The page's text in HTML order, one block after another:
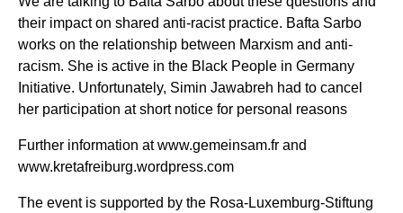
their impact on shared anti-racist practice. Bafta Sarbo
works on the relationship between Marxism and anti-
racism. She is active in the Black People in Germany
Initiative. Unfortunately, Simin Jawabreh had to cancel
her participation at short notice for personal reasons
Further information at www.gemeinsam.fr and
www.kretafreiburg.wordpress.com
The event is supported by the Rosa-Luxemburg-Stiftung